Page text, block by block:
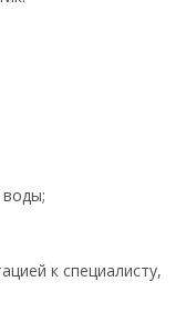
к специалисту,